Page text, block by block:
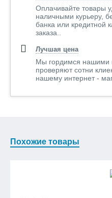
Оплачивайте товары
наличными курьеру,
банка или кредитной
заказа..
Лучшая цена
Мы гордимся нашими
проверяют сотни
нашему интернет -
Похожие товары